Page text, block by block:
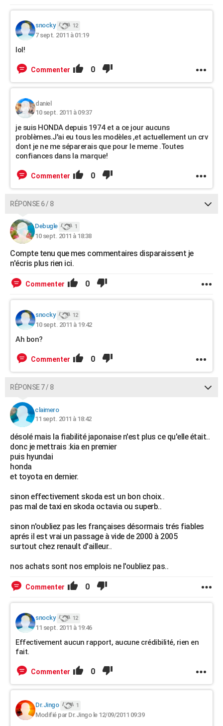
snocky 12
7 sept. 2011 à 01:19
lol!
Commenter 0
daniel
10 sept. 2011 à 09:37
je suis HONDA depuis 1974 et a ce jour aucuns
problèmes.J'ai eu tous les modèles ,et actuellement un crv
dont je ne me séparerais que pour le meme .Toutes
confiances dans la marque!
Commenter 0
RÉPONSE 6 / 8
Debugle 1
10 sept. 2011 à 18:38
Compte tenu que mes commentaires disparaissent je
n'écris plus rien ici.
Commenter 0
snocky 12
10 sept. 2011 à 19:42
Ah bon?
Commenter 0
RÉPONSE 7 / 8
claimero
11 sept. 2011 à 18:42
désolé mais la fiabilité japonaise n'est plus ce qu'elle était..
donc je mettrais :kia en premier
puis hyundai
honda
et toyota en dernier.
sinon effectivement skoda est un bon choix..
pas mal de taxi en skoda octavia ou superb..
sinon n'oubliez pas les françaises désormais trés fiables
aprés il est vrai un passage à vide de 2000 à 2005
surtout chez renault d'ailleur..
nos achats sont nos emplois ne l'oubliez pas..
Commenter 0
snocky 12
11 sept. 2011 à 19:46
Effectivement aucun rapport, aucune crédibilité, rien en
fait.
Commenter 0
Dr.Jingo 1
Modifié par Dr.Jingo le 12/09/2011 09:39